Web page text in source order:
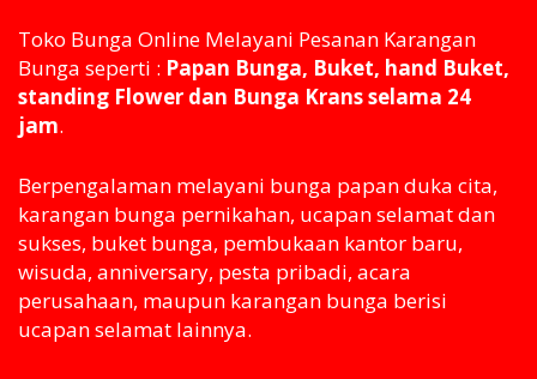
Toko Bunga Online Melayani Pesanan Karangan
Bunga seperti : Papan Bunga, Buket, hand Buket,
standing Flower dan Bunga Krans selama 24
jam.
Berpengalaman melayani bunga papan duka cita,
karangan bunga pernikahan, ucapan selamat dan
sukses, buket bunga, pembukaan kantor baru,
wisuda, anniversary, pesta pribadi, acara
perusahaan, maupun karangan bunga berisi
ucapan selamat lainnya.